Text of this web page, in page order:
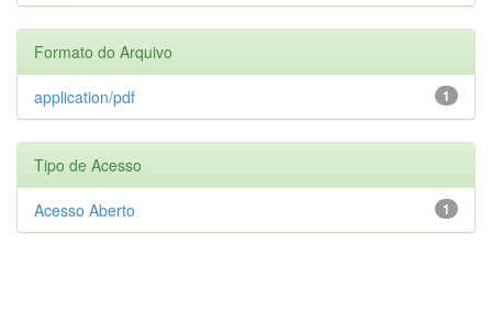
Formato do Arquivo
1
application/pdf
Tipo de Acesso
1
Acesso Aberto